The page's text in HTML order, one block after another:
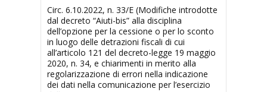
Circ. 6.10.2022, n. 33/E (Modifiche introdotte
dal decreto “Aiuti-bis” alla disciplina
dell’opzione per la cessione o per lo sconto
in luogo delle detrazioni fiscali di cui
all’articolo 121 del decreto-legge 19 maggio
2020, n. 34, e chiarimenti in merito alla
regolarizzazione di errori nella indicazione
dei dati nella comunicazione per l’esercizio